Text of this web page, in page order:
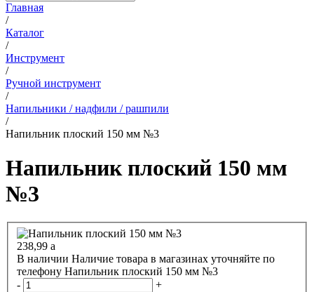
Главная
/
Каталог
/
Инструмент
/
Ручной инструмент
/
Напильники / надфили / рашпили
/
Напильник плоский 150 мм №3
Напильник плоский 150 мм
№3
238,99 a
В наличии Наличие товара в магазинах уточняйте по
телефону Напильник плоский 150 мм №3
-
+